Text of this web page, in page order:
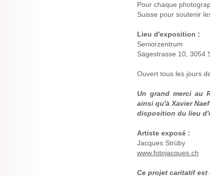
Pour chaque
Suisse pour soutenir
Lieu d'exposition :
Seniorzentrum
Sägestrasse 10, 3054
Ouvert tous les jours
Un grand merci au
ainsi qu'à Xavier
disposition du lieu
Artiste exposé :
Jacques Strüby
www.fotojacques.ch
Ce projet caritatif est